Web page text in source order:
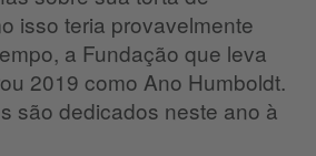
isso teria provavelmente
a Fundação que leva
2019 como Ano Humboldt.
são dedicados neste ano à